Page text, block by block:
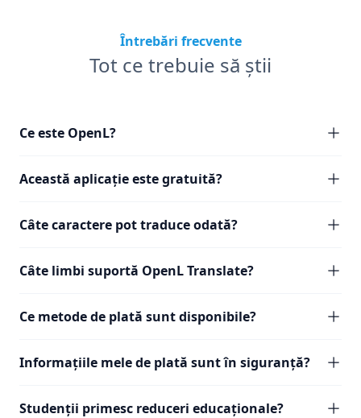
Întrebări frecvente
Tot ce trebuie să știi
Ce este OpenL?
Această aplicație este gratuită?
Câte caractere pot traduce odată?
Câte limbi suportă OpenL Translate?
Ce metode de plată sunt disponibile?
Informațiile mele de plată sunt în siguranță?
Studenții primesc reduceri educaționale?